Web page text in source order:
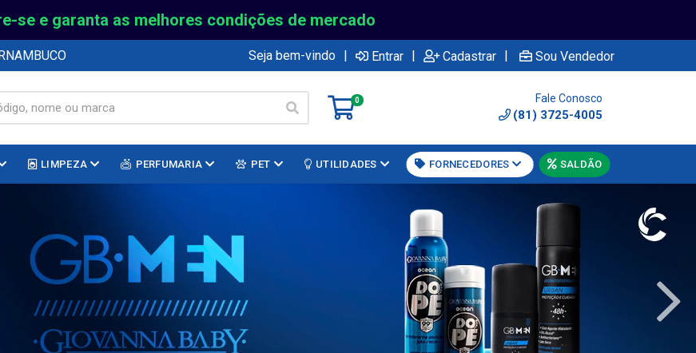
se e garanta as melhores condições de mercado
Seja bem-vindo | Entrar | Cadastrar | Sou Vendedor
0 Fale Conosco
(81) 3725-4005
LIMPEZA PERFUMARIA PET UTILIDADES FORNECEDORES SALDÃO